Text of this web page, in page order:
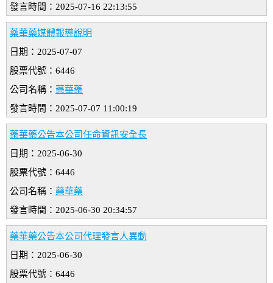
發言時間：2025-07-16 22:13:55
藥華藥媒體報導說明
日期：2025-07-07
股票代號：6446
公司名稱： 藥華藥
發言時間：2025-07-07 11:00:19
藥華藥公告本公司任命資訊安全長
日期：2025-06-30
股票代號：6446
公司名稱： 藥華藥
發言時間：2025-06-30 20:34:57
藥華藥公告本公司代理發言人異動
日期：2025-06-30
股票代號：6446